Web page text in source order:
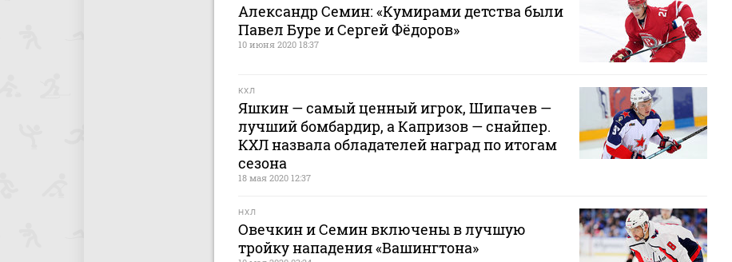
Александр Семин: «Кумирами детства были
Павел Буре и Сергей Фёдоров»
10 июня 2020 18:37
КХЛ
Яшкин — самый ценный игрок, Шипачев —
лучший бомбардир, а Капризов — снайпер.
КХЛ назвала обладателей наград по итогам
сезона
18 мая 2020 12:37
НХЛ
Овечкин и Семин включены в лучшую
тройку нападения «Вашингтона»